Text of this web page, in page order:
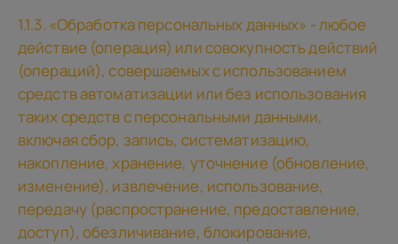
1.1.3. «Обработка персональных данных» - любое
действие (операция) или совокупность действий
(операций), совершаемых с использованием
средств автоматизации или без использования
таких средств с персональными данными,
включая сбор, запись, систематизацию,
накопление, хранение, уточнение (обновление,
изменение), извлечение, использование,
передачу (распространение, предоставление,
доступ), обезличивание, блокирование,